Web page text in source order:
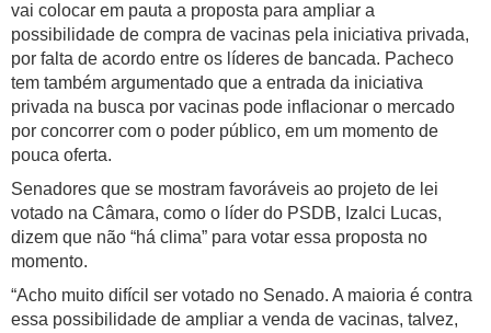
vai colocar em pauta a proposta para ampliar a
possibilidade de compra de vacinas pela iniciativa privada,
por falta de acordo entre os líderes de bancada. Pacheco
tem também argumentado que a entrada da iniciativa
privada na busca por vacinas pode inflacionar o mercado
por concorrer com o poder público, em um momento de
pouca oferta.
Senadores que se mostram favoráveis ao projeto de lei
votado na Câmara, como o líder do PSDB, Izalci Lucas,
dizem que não “há clima” para votar essa proposta no
momento.
“Acho muito difícil ser votado no Senado. A maioria é contra
essa possibilidade de ampliar a venda de vacinas, talvez,